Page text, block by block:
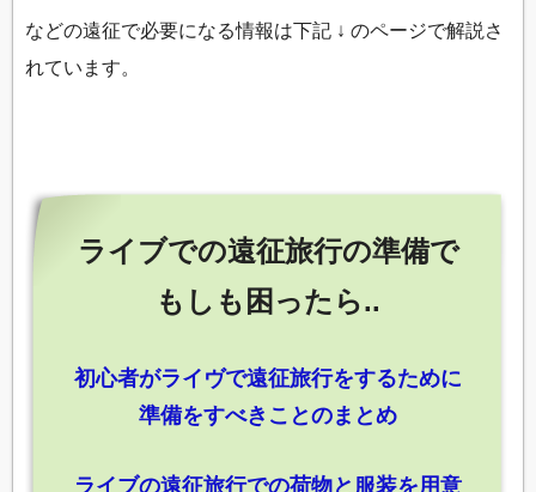
などの遠征で必要になる情報は下記 ↓ のページで解説さ
れています。
ライブでの遠征旅行の準備で
もしも困ったら..
初心者がライヴで遠征旅行をするために
準備をすべきことのまとめ
ライブの遠征旅行での荷物と服装を用意